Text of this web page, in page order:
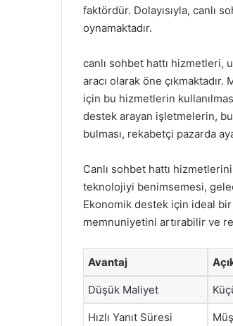
faktördür. Dolayısıyla, canlı
oynamaktadır.
canlı sohbet hattı
aracı olarak öne
için bu hizmetlerin
destek arayan işletmelerin,
bulması, rekabetçi pazarda
Canlı sohbet hattı
teknolojiyi benimsemesi,
Ekonomik destek için ideal
memnuniyetini artırabilir ve
Avantaj
Düşük Maliyet
Hızlı Yanıt Süresi